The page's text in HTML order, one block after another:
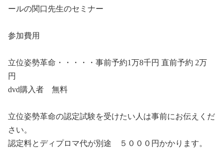
ールの関口先生のセミナー
参加費用
立位姿勢革命・・・・・事前予約1万8千円 直前予約 2万
円
dvd購入者 無料
立位姿勢革命の認定試験を受けたい人は事前にお伝えくだ
さい。
認定料とディプロマ代が別途 ５０００円かかります。